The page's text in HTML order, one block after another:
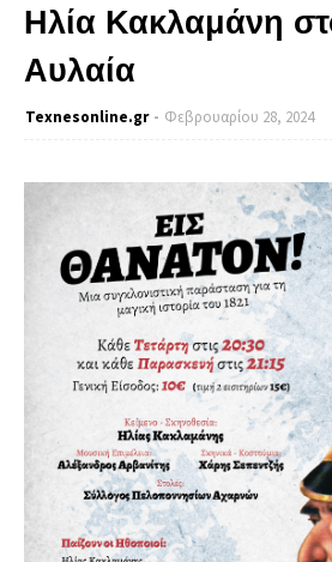
Ηλία Κακλαμάνη
Αυλαία
Texnesοnline.gr Φεβρουαρίου 28, 2024